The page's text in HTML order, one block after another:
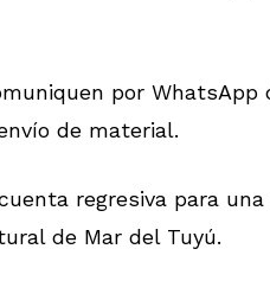
por WhatsApp
de material.
regresiva para
de Mar del Tuyú.